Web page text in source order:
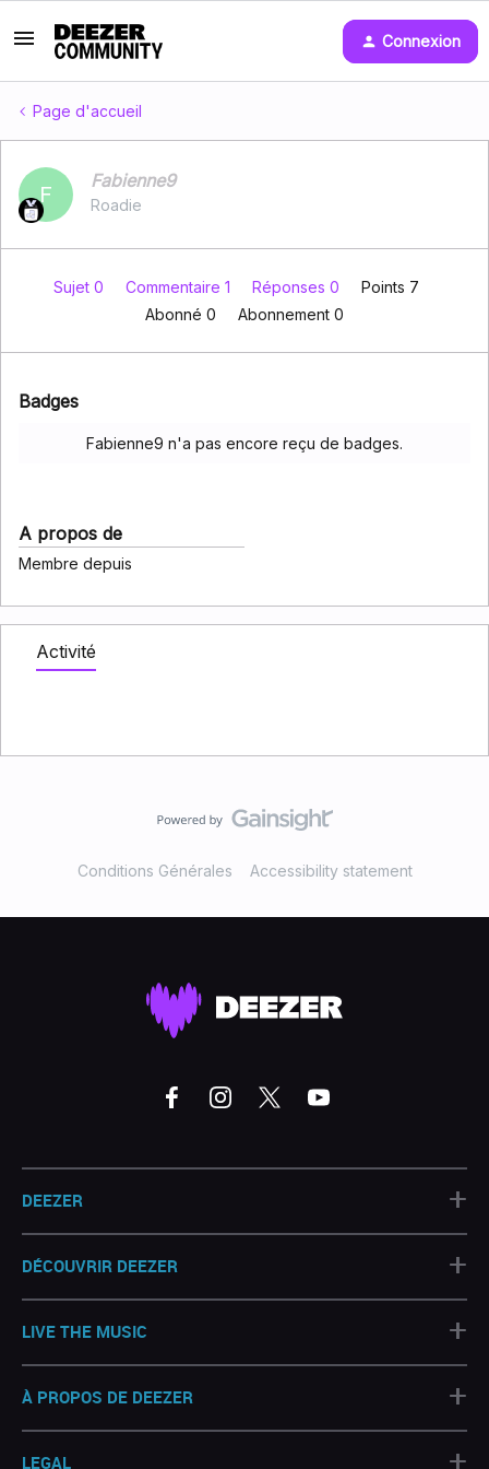
Connexion
Page d'accueil
F
Fabienne9
Roadie
Sujet 0 Commentaire 1 Réponses 0
Points 7
Abonné 0 Abonnement 0
Badges
Fabienne9 n'a pas encore reçu de badges.
A propos de
Membre depuis
Activité
Conditions Générales Accessibility statement
DEEZER +
DÉCOUVRIR DEEZER +
LIVE THE MUSIC +
À PROPOS DE DEEZER +
LEGAL +